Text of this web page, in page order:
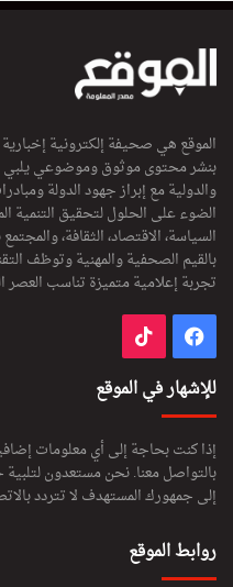
الموقع هي صحيفة إلكترونية
بنشر محتوى موثوق وموضوعي يلبي
والدولية مع إبراز جهود الدولة
الضوء على الحلول لتحقيق التنمية
السياسة، الاقتصاد، الثقافة،
بالقيم الصحفية والمهنية وتوظف
تجربة إعلامية متميزة تناسب العصر
فيسبوك
للإشهار في الموقع
إذا كنت بحاجة إلى أي معلومات
بالتواصل معنا. نحن مستعدون
إلى جمهورك المستهدف لا تتردد
روابط الموقع